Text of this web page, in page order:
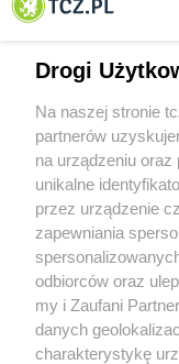
O FIRMIE
REKLAMA
Drogi
Na naszej stronie
partnerów
na urządzeniu
unikalne
przez urządzenie
zapewniania
odbiorców oraz
my i Zaufani
danych
charakterystykę